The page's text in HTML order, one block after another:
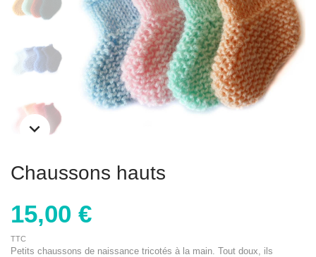
Chaussons hauts
15,00 €
TTC
Petits chaussons de naissance tricotés à la main. Tout doux, ils